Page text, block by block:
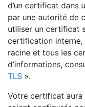
d’un certificat dans
par une autorité de
utiliser un certificat
certification
racine et tous les
d’informations,
TLS ».
Votre certificat aura